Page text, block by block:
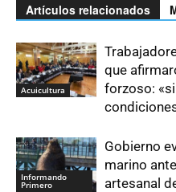
Artículos relacionados
Acuicultura
que
forzoso:
Informando
Primero
Gobierno
marino
artesanal